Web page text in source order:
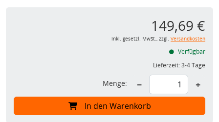
149,69 €
inkl. gesetzl. MwSt., zzgl. Versandkosten
Verfügbar
Lieferzeit:3-4 Tage
Menge: − +
In den Warenkorb